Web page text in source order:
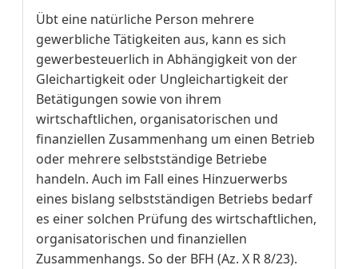
Übt eine natürliche Person mehrere
gewerbliche Tätigkeiten aus, kann es sich
gewerbesteuerlich in Abhängigkeit von der
Gleichartigkeit oder Ungleichartigkeit der
Betätigungen sowie von ihrem
wirtschaftlichen, organisatorischen und
finanziellen Zusammenhang um einen Betrieb
oder mehrere selbstständige Betriebe
handeln. Auch im Fall eines Hinzuerwerbs
eines bislang selbstständigen Betriebs bedarf
es einer solchen Prüfung des wirtschaftlichen,
organisatorischen und finanziellen
Zusammenhangs. So der BFH (Az. X R 8/23).